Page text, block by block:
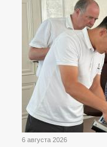
6 августа 2026